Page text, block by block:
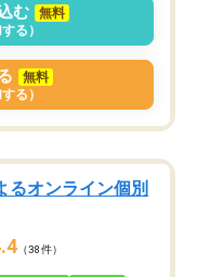
む
無料
る）
無料
る）
るオンライン個別
（38件）